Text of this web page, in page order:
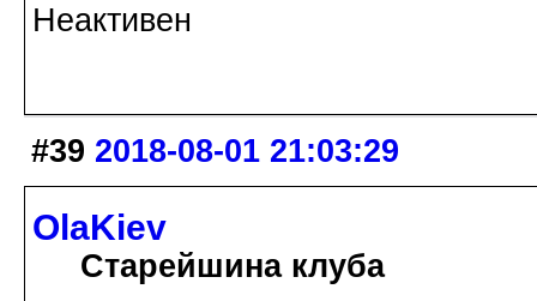
Неактивен
#39 2018-08-01 21:03:29
OlaKiev
Старейшина клуба